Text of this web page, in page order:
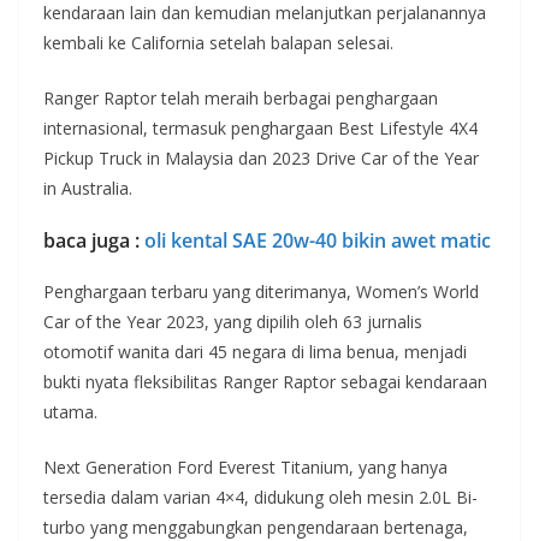
kendaraan lain dan kemudian melanjutkan perjalanannya
kembali ke California setelah balapan selesai.
Ranger Raptor telah meraih berbagai penghargaan
internasional, termasuk penghargaan Best Lifestyle 4X4
Pickup Truck in Malaysia dan 2023 Drive Car of the Year
in Australia.
baca juga :oli kental SAE 20w-40 bikin awet matic
Penghargaan terbaru yang diterimanya, Women’s World
Car of the Year 2023, yang dipilih oleh 63 jurnalis
otomotif wanita dari 45 negara di lima benua, menjadi
bukti nyata fleksibilitas Ranger Raptor sebagai kendaraan
utama.
Next Generation Ford Everest Titanium, yang hanya
tersedia dalam varian 4×4, didukung oleh mesin 2.0L Bi-
turbo yang menggabungkan pengendaraan bertenaga,